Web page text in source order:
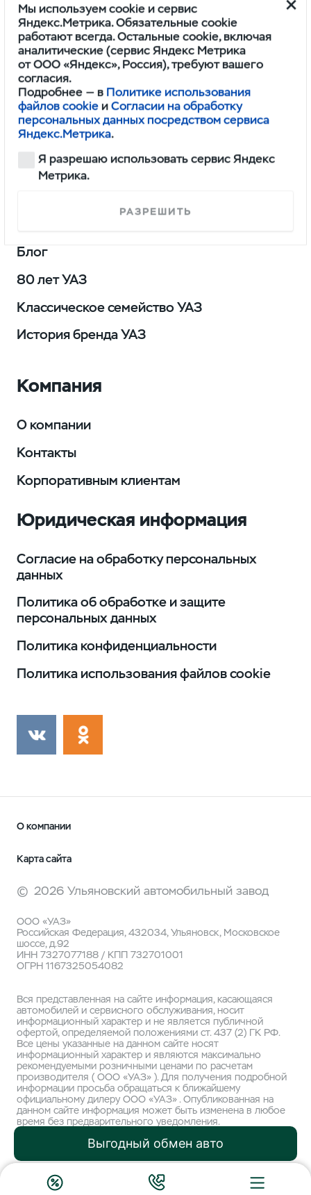
Поддержка владельцев
Гарантийное обслуживание
Клиентская поддержка
Спецпредложения
Мир УАЗ
Блог
80 лет УАЗ
Классическое семейство УАЗ
История бренда УАЗ
Компания
О компании
Контакты
Корпоративным клиентам
Юридическая информация
Согласие на обработку персональных
данных
Политика об обработке и защите
персональных данных
Политика конфиденциальности
Политика использования файлов cookie
О компании
Карта сайта
© 2026 Ульяновский автомобильный завод
ООО «УАЗ»
Российская Федерация, 432034, Ульяновск, Московское
шоссе, д.92
ИНН 7327077188 / КПП 732701001
ОГРН 1167325054082
Вся представленная на сайте информация, касающаяся
автомобилей и сервисного обслуживания, носит
информационный характер и не является публичной
офертой, определяемой положениями ст. 437 (2) ГК РФ.
Все цены указанные на данном сайте носят
информационный характер и являются максимально
рекомендуемыми розничными ценами по расчетам
производителя ( ООО «УАЗ» ). Для получения подробной
информации просьба обращаться к ближайшему
официальному дилеру ООО «УАЗ» . Опубликованная на
данном сайте информация может быть изменена в любое
время без предварительного уведомления.
Мы используем cookie и сервис
Яндекс.Метрика. Обязательные cookie
работают всегда. Остальные cookie, включая
аналитические (сервис Яндекс Метрика
от ООО «Яндекс», Россия), требуют вашего
согласия.
Подробнее — в Политике использования
файлов cookie иСогласии на обработку
персональных данных посредством сервиса
Яндекс.Метрика.
Я разрешаю использовать сервис Яндекс
Метрика.
РАЗРЕШИТЬ
Выгодный обмен авто